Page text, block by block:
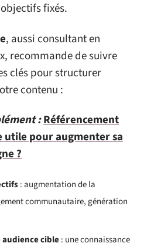
fixés.
, aussi consultant en
recommande de suivre
clés pour structurer
contenu :
:Référencement
utile pour augmenter sa
?
: augmentation de la
communautaire, génération
cible: une connaissance